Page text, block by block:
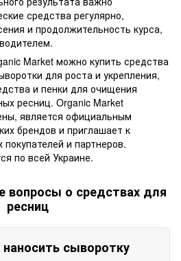
средства регулярно,
и продолжительность курса,
Market можно купить средства
для роста и укрепления,
и пенки для очищения
ресниц. Organic Market
является официальным
брендов и приглашает к
и партнеров.
по всей Украине.
вопросы о средствах для
ресниц
наносить сыворотку